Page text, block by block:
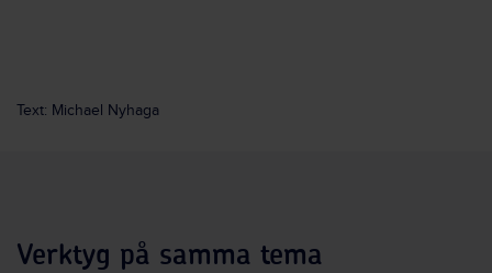
Text: Michael Nyhaga
Verktyg på samma tema